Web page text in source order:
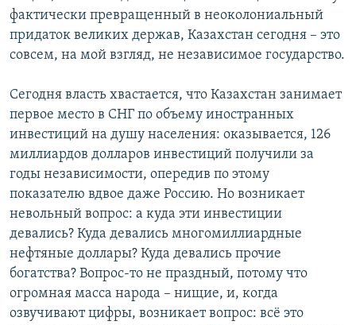
фактически превращенный в неоколониальный
придаток великих держав, Казахстан сегодня – это
совсем, на мой взгляд, не независимое государство.
Сегодня власть хвастается, что Казахстан занимает
первое место в СНГ по объему иностранных
инвестиций на душу населения: оказывается, 126
миллиардов долларов инвестиций получили за
годы независимости, опередив по этому
показателю вдвое даже Россию. Но возникает
невольный вопрос: а куда эти инвестиции
девались? Куда девались многомиллиардные
нефтяные доллары? Куда девались прочие
богатства? Вопрос-то не праздный, потому что
огромная масса народа – нищие, и, когда
озвучивают цифры, возникает вопрос: всё это